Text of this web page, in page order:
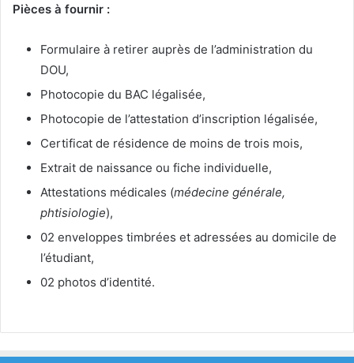
Pièces à fournir :
Formulaire à retirer auprès de l’administration du
DOU,
Photocopie du BAC légalisée,
Photocopie de l’attestation d’inscription légalisée,
Certificat de résidence de moins de trois mois,
Extrait de naissance ou fiche individuelle,
Attestations médicales (médecine générale,
phtisiologie),
02 enveloppes timbrées et adressées au domicile de
l’étudiant,
02 photos d’identité.